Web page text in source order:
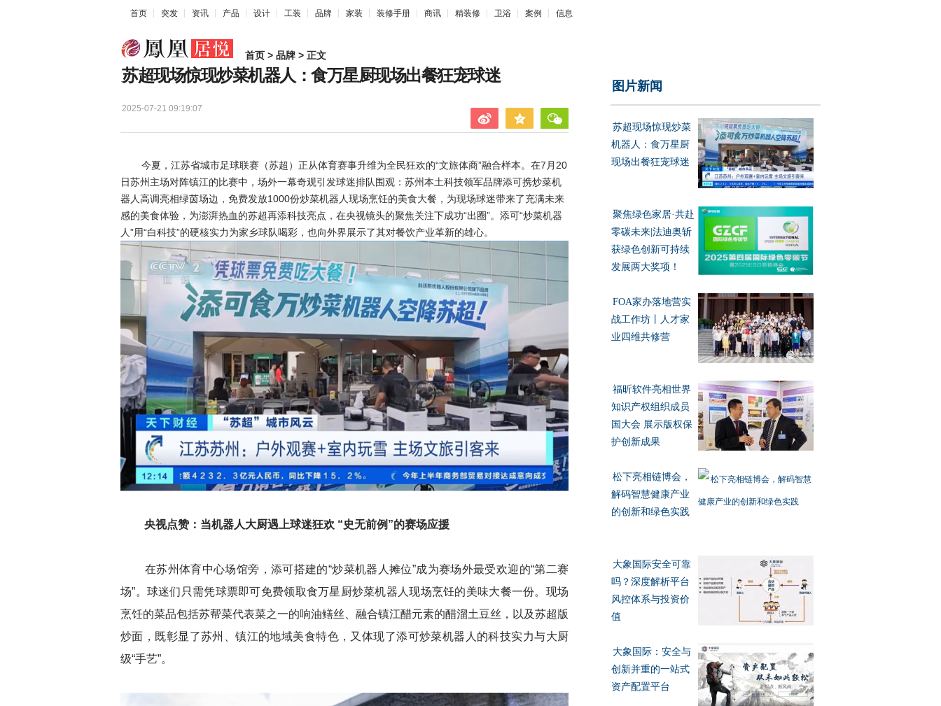
首页 突发 资讯 产品 设计 工装 品牌 家装 装修手册 商讯 精装修 卫浴 案例 信息
首页 > 品牌 > 正文
苏超现场惊现炒菜机器人：食万星厨现场出餐狂宠球迷
2025-07-21 09:19:07
今夏，江苏省城市足球联赛（苏超）正从体育赛事升维为全民狂欢的“文旅体商”融合样本。在7月20
日苏州主场对阵镇江的比赛中，场外一幕奇观引发球迷排队围观：苏州本土科技领军品牌添可携炒菜机
器人高调亮相绿茵场边，免费发放1000份炒菜机器人现场烹饪的美食大餐，为现场球迷带来了充满未来
感的美食体验，为澎湃热血的苏超再添科技亮点，在央视镜头的聚焦关注下成功“出圈”。添可“炒菜机器
人”用“白科技”的硬核实力为家乡球队喝彩，也向外界展示了其对餐饮产业革新的雄心。
央视点赞：当机器人大厨遇上球迷狂欢 “史无前例”的赛场应援
在苏州体育中心场馆旁，添可搭建的“炒菜机器人摊位”成为赛场外最受欢迎的“第二赛
场”。球迷们只需凭球票即可免费领取食万星厨炒菜机器人现场烹饪的美味大餐一份。现场
烹饪的菜品包括苏帮菜代表菜之一的响油鳝丝、融合镇江醋元素的醋溜土豆丝，以及苏超版
炒面，既彰显了苏州、镇江的地域美食特色，又体现了添可炒菜机器人的科技实力与大厨
级“手艺”。
图片新闻
苏超现场惊现炒菜
机器人：食万星厨
现场出餐狂宠球迷
聚焦绿色家居·共赴
零碳未来|法迪奥斩
获绿色创新可持续
发展两大奖项！
FOA家办落地营实
战工作坊丨人才家
业四维共修营
福昕软件亮相世界
知识产权组织成员
国大会 展示版权保
护创新成果
松下亮相链博会，
解码智慧健康产业
的创新和绿色实践
大象国际安全可靠
吗？深度解析平台
风控体系与投资价
值
大象国际：安全与
创新并重的一站式
资产配置平台